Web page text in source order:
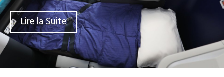
Lire la Suite